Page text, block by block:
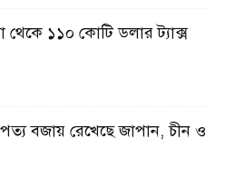
থেকে ১১০ কোটি ডলার ট্যাক্স
বজায় রেখেছে জাপান, চীন ও